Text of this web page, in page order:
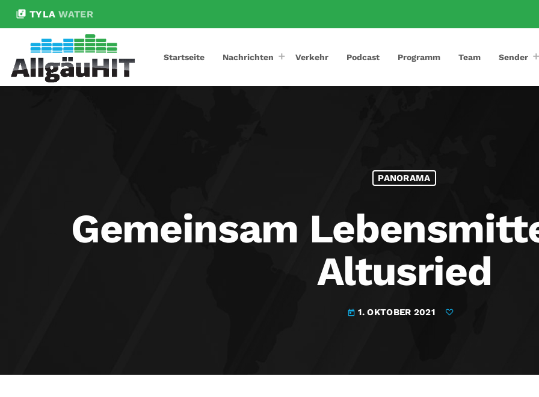
library_music TYLA WATER
Startseite Nachrichten Verkehr Podcast Programm Team Sender
PANORAMA
Gemeinsam
Altusried
today 1. OKTOBER 2021